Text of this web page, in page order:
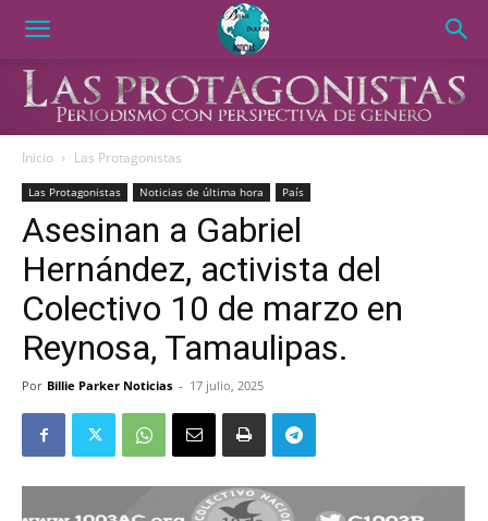
Inicio Las Protagonistas
Las Protagonistas Noticias de última hora País
Asesinan a Gabriel
Hernández, activista del
Colectivo 10 de marzo en
Reynosa, Tamaulipas.
Por Billie Parker Noticias - 17 julio, 2025